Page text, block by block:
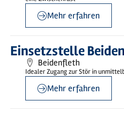
Mehr erfahren
Einsetzstelle
Beidenfleth
Idealer Zugang zur Stör in
Mehr
erfahren
Mehr erfahren